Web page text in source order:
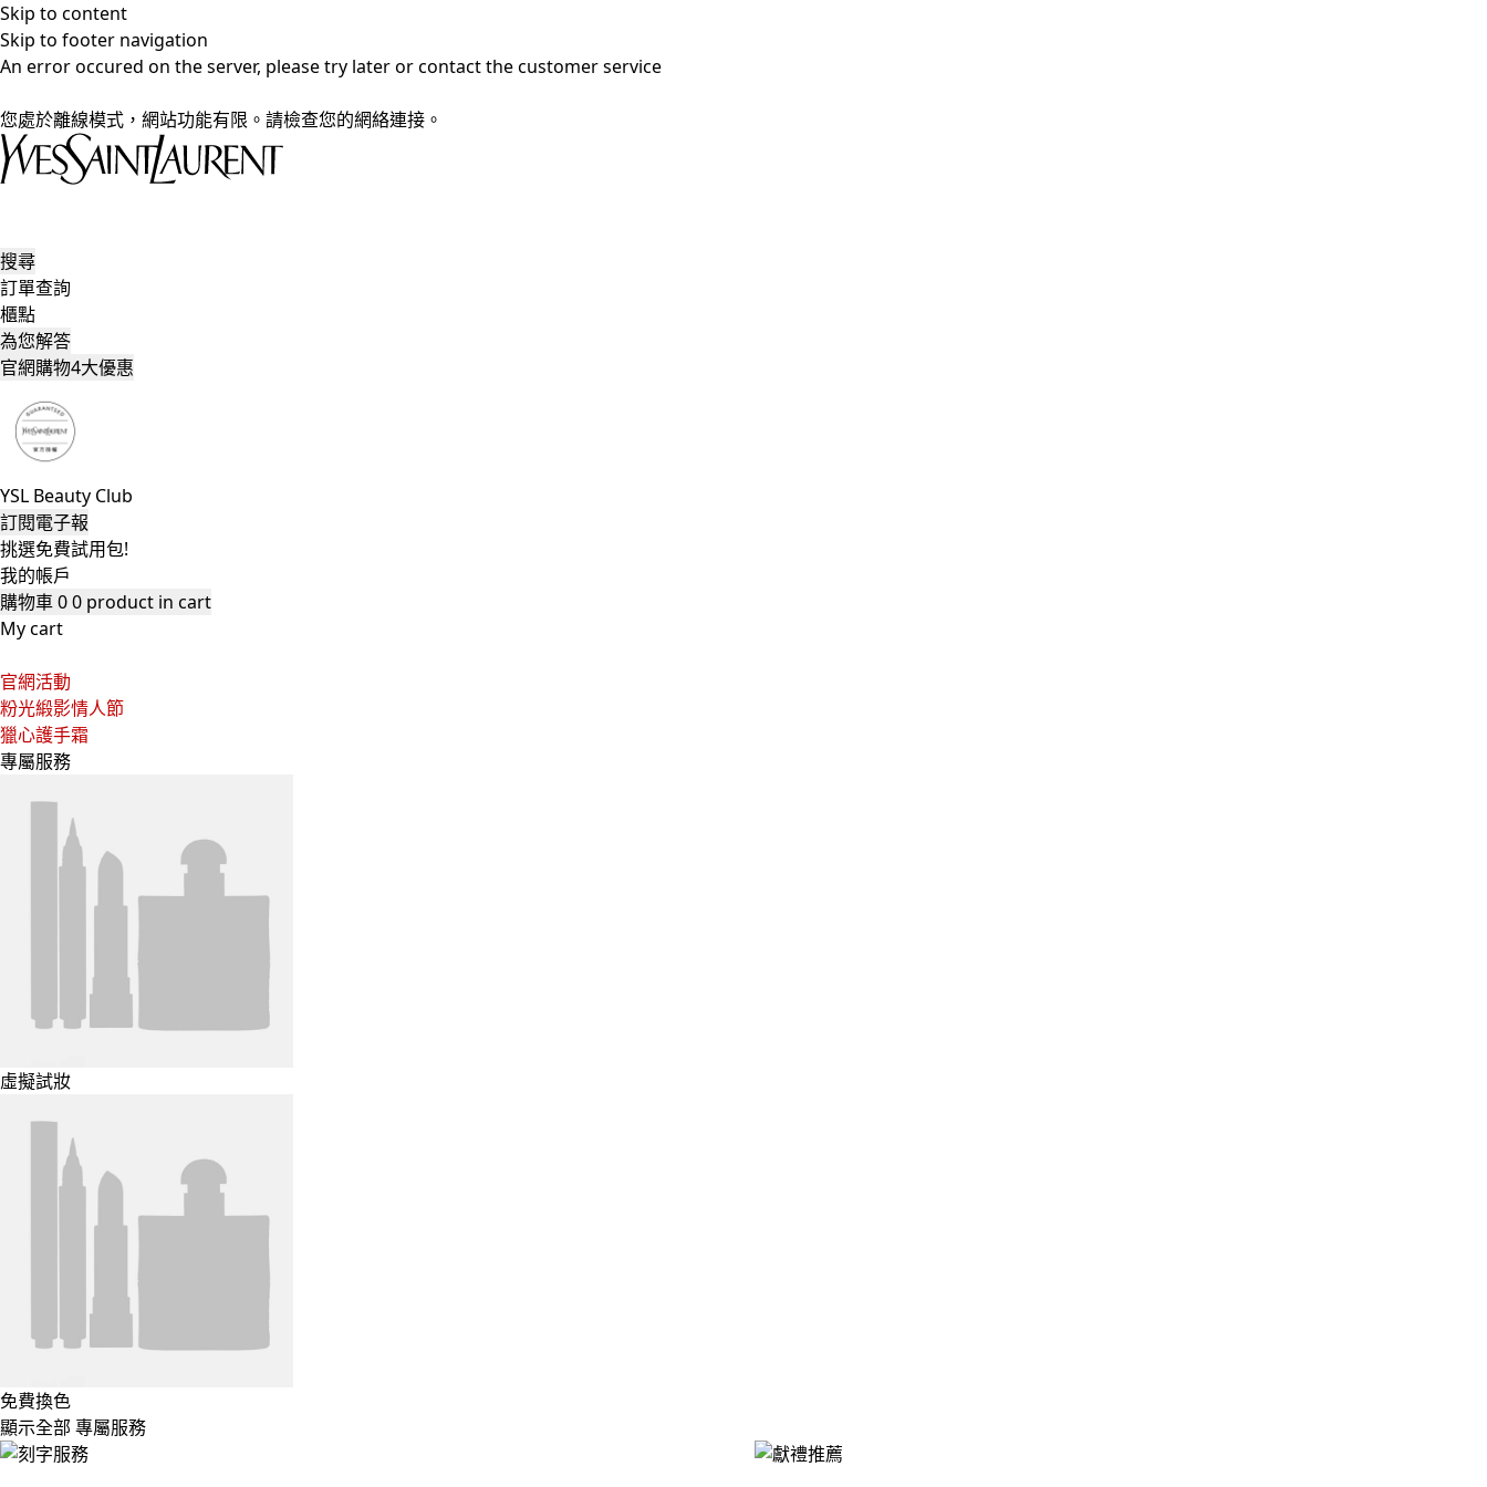
Skip to content
Skip to footer navigation
An error occured on the server, please try later or contact the customer service
您處於離線模式，網站功能有限。請檢查您的網絡連接。
搜尋
訂單查詢
櫃點
為您解答
官網購物4大優惠
YSL Beauty Club
訂閱電子報
挑選免費試用包!
我的帳戶
購物車00 product in cart
My cart
官網活動
粉光緞影情人節
獵心護手霜
專屬服務
虛擬試妝
免費換色
顯示全部 專屬服務